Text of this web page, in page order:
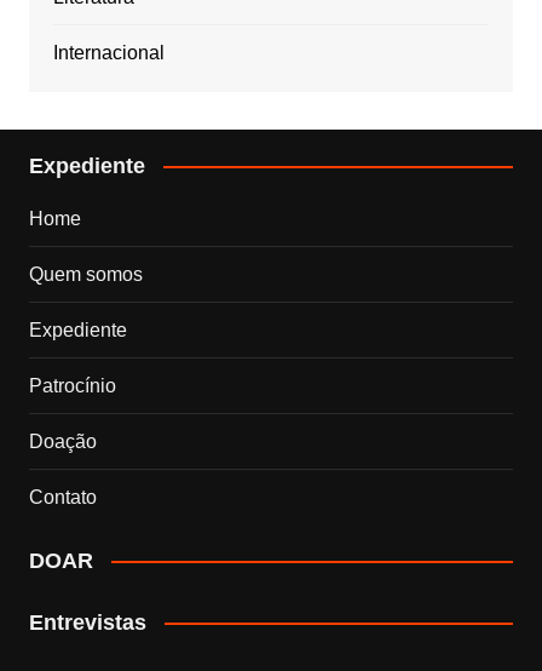
Internacional
Expediente
Home
Quem somos
Expediente
Patrocínio
Doação
Contato
DOAR
Entrevistas